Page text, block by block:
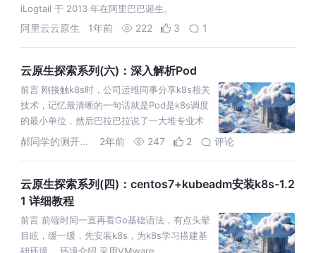
iLogtail 于 2013 年在阿里巴巴诞生。
阿里云云原生 1年前 222 3 1
云原生探索系列(六)：深入解析Pod
前言 刚接触k8s时，公司运维同事分享k8s相关
技术，记忆最清晰的一句话就是Pod是k8s调度
的最小单位，然后巴拉巴拉说了一大堆专业术
语，可能他觉得大家能听懂吧，我嘴上说着“嗯
郝同学的测开笔记 2年前 247 2 评论
云原生探索系列(四)：centos7+kubeadm安装k8s-1.2
1 详细教程
前言 前端时间一直再看Go基础语法，有点头晕
目眩，缓一缓，先安装k8s，为k8s学习搭建基